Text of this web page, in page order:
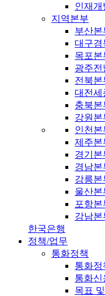
인재개
지역본부
부산본
대구경
목포본
광주전
전북본
대전세
충북본
강원본
인천본
제주본
경기본
경남본
강릉본
울산본
포항본
강남본
한국은행
정책/업무
통화정책
통화정
통화신
목표